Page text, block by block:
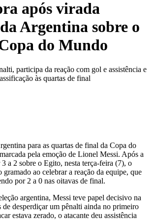
após virada
Argentina sobre o
do Mundo
participa da reação com gol e assistência e
às quartas de final
para as quartas de final da Copa do
pela emoção de Lionel Messi. Após a
a 2 sobre o Egito, nesta terça-feira (7), o
gramado ao celebrar a reação da equipe, que
por 2 a 0 nas oitavas de final.
argentina, Messi teve papel decisivo na
de desperdiçar um pênalti ainda no primeiro
estava zerado, o atacante deu assistência